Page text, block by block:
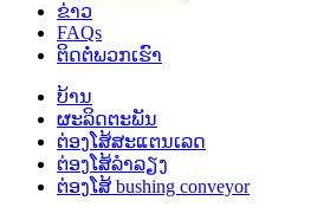
ຂ່າວ
FAQs
ຕິດຕໍ່ພວກເຮົາ
ບ້ານ
ຜະລິດຕະພັນ
ຕ່ອງໂສ້ສະແຕນເລດ
ຕ່ອງໂສ້ລໍາລຽງ
ຕ່ອງໂສ້ bushing conveyor